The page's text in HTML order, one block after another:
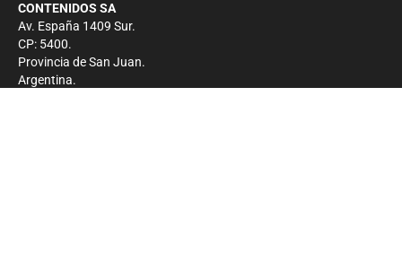
CONTENIDOS SA
Av. España 1409 Sur.
CP: 5400.
Provincia de San Juan.
Argentina.